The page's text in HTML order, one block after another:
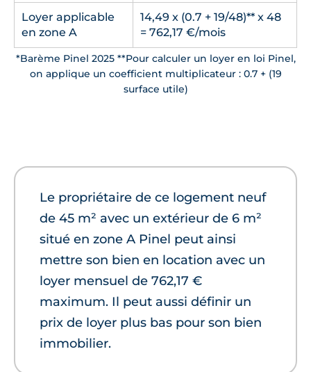
Loyer applicable
en zone A
14,49 x (0.7 + 19/48)** x 48
= 762,17 €/mois
*Barème Pinel 2025 **Pour calculer un loyer en loi Pinel,
on applique un coefficient multiplicateur : 0.7 + (19
surface utile)
Le propriétaire de ce logement neuf
de 45 m² avec un extérieur de 6 m²
situé en zone A Pinel peut ainsi
mettre son bien en location avec un
loyer mensuel de 762,17 €
maximum. Il peut aussi définir un
prix de loyer plus bas pour son bien
immobilier.